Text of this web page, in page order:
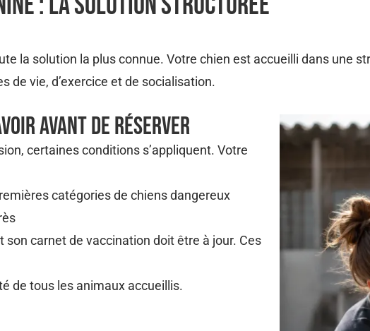
la solution la plus connue. Votre chien est accueilli dans une
de vie, d’exercice et de socialisation.
Avant De Réserver
certaines conditions s’appliquent. Votre
catégories de chiens dangereux
son carnet de vaccination doit être à jour. Ces
de tous les animaux accueillis.